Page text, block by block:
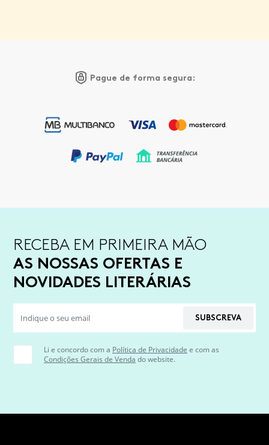
Pague de forma segura:
RECEBA EM PRIMEIRA MÃO
AS NOSSAS OFERTAS E
NOVIDADES LITERÁRIAS
SUBSCREVA
Li e concordo com a Política de Privacidade e com as
Condições Gerais de Venda do website.